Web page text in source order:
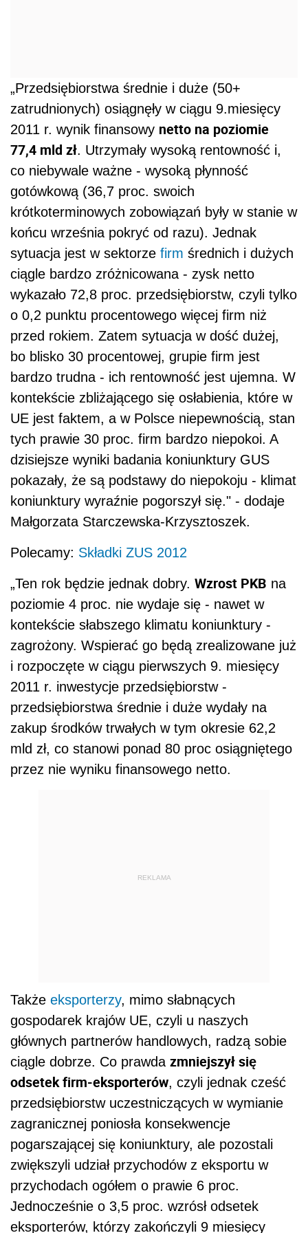
„Przedsiębiorstwa średnie i duże (50+
zatrudnionych) osiągnęły w ciągu 9.miesięcy
2011 r. wynik finansowy netto na poziomie
77,4 mld zł. Utrzymały wysoką rentowność i,
co niebywale ważne - wysoką płynność
gotówkową (36,7 proc. swoich
krótkoterminowych zobowiązań były w stanie w
końcu września pokryć od razu). Jednak
sytuacja jest w sektorze firm średnich i dużych
ciągle bardzo zróżnicowana - zysk netto
wykazało 72,8 proc. przedsiębiorstw, czyli tylko
o 0,2 punktu procentowego więcej firm niż
przed rokiem. Zatem sytuacja w dość dużej,
bo blisko 30 procentowej, grupie firm jest
bardzo trudna - ich rentowność jest ujemna. W
kontekście zbliżającego się osłabienia, które w
UE jest faktem, a w Polsce niepewnością, stan
tych prawie 30 proc. firm bardzo niepokoi. A
dzisiejsze wyniki badania koniunktury GUS
pokazały, że są podstawy do niepokoju - klimat
koniunktury wyraźnie pogorszył się." - dodaje
Małgorzata Starczewska-Krzysztoszek.
Polecamy: Składki ZUS 2012
„Ten rok będzie jednak dobry. Wzrost PKB na
poziomie 4 proc. nie wydaje się - nawet w
kontekście słabszego klimatu koniunktury -
zagrożony. Wspierać go będą zrealizowane już
i rozpoczęte w ciągu pierwszych 9. miesięcy
2011 r. inwestycje przedsiębiorstw -
przedsiębiorstwa średnie i duże wydały na
zakup środków trwałych w tym okresie 62,2
mld zł, co stanowi ponad 80 proc osiągniętego
przez nie wyniku finansowego netto.
REKLAMA
Także eksporterzy, mimo słabnących
gospodarek krajów UE, czyli u naszych
głównych partnerów handlowych, radzą sobie
ciągle dobrze. Co prawda zmniejszył się
odsetek firm-eksporterów, czyli jednak cześć
przedsiębiorstw uczestniczących w wymianie
zagranicznej poniosła konsekwencje
pogarszającej się koniunktury, ale pozostali
zwiększyli udział przychodów z eksportu w
przychodach ogółem o prawie 6 proc.
Jednocześnie o 3,5 proc. wzrósł odsetek
eksporterów, którzy zakończyli 9 miesięcy